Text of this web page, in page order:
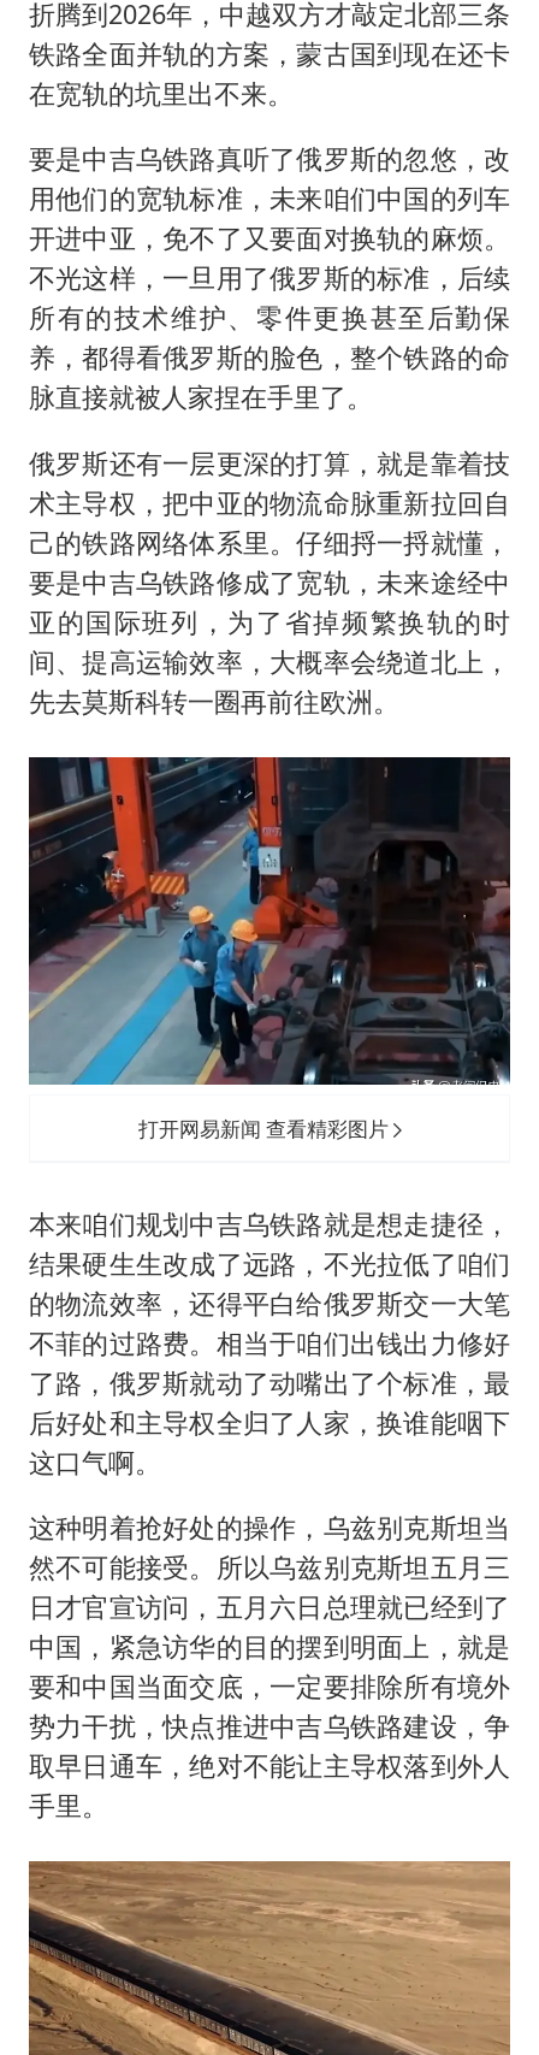
折腾到2026年，中越双方才敲定北部三条
铁路全面并轨的方案，蒙古国到现在还卡
在宽轨的坑里出不来。
要是中吉乌铁路真听了俄罗斯的忽悠，改
用他们的宽轨标准，未来咱们中国的列车
开进中亚，免不了又要面对换轨的麻烦。
不光这样，一旦用了俄罗斯的标准，后续
所有的技术维护、零件更换甚至后勤保
养，都得看俄罗斯的脸色，整个铁路的命
脉直接就被人家捏在手里了。
俄罗斯还有一层更深的打算，就是靠着技
术主导权，把中亚的物流命脉重新拉回自
己的铁路网络体系里。仔细捋一捋就懂，
要是中吉乌铁路修成了宽轨，未来途经中
亚的国际班列，为了省掉频繁换轨的时
间、提高运输效率，大概率会绕道北上，
先去莫斯科转一圈再前往欧洲。
打开网易新闻 查看精彩图片
本来咱们规划中吉乌铁路就是想走捷径，
结果硬生生改成了远路，不光拉低了咱们
的物流效率，还得平白给俄罗斯交一大笔
不菲的过路费。相当于咱们出钱出力修好
了路，俄罗斯就动了动嘴出了个标准，最
后好处和主导权全归了人家，换谁能咽下
这口气啊。
这种明着抢好处的操作，乌兹别克斯坦当
然不可能接受。所以乌兹别克斯坦五月三
日才官宣访问，五月六日总理就已经到了
中国，紧急访华的目的摆到明面上，就是
要和中国当面交底，一定要排除所有境外
势力干扰，快点推进中吉乌铁路建设，争
取早日通车，绝对不能让主导权落到外人
手里。